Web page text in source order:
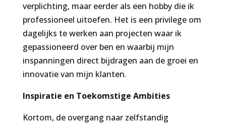
verplichting, maar eerder als een hobby die ik
professioneel uitoefen. Het is een privilege om
dagelijks te werken aan projecten waar ik
gepassioneerd over ben en waarbij mijn
inspanningen direct bijdragen aan de groei en
innovatie van mijn klanten.
Inspiratie en Toekomstige Ambities
Kortom, de overgang naar zelfstandig